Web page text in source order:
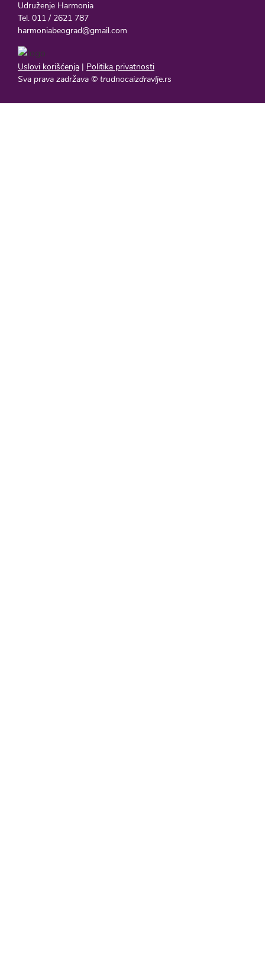
Udruženje Harmonia
Tel. 011 / 2621 787
harmoniabeograd@gmail.com
Uslovi korišćenja | Politika privatnosti
Sva prava zadržava © trudnocaizdravlje.rs